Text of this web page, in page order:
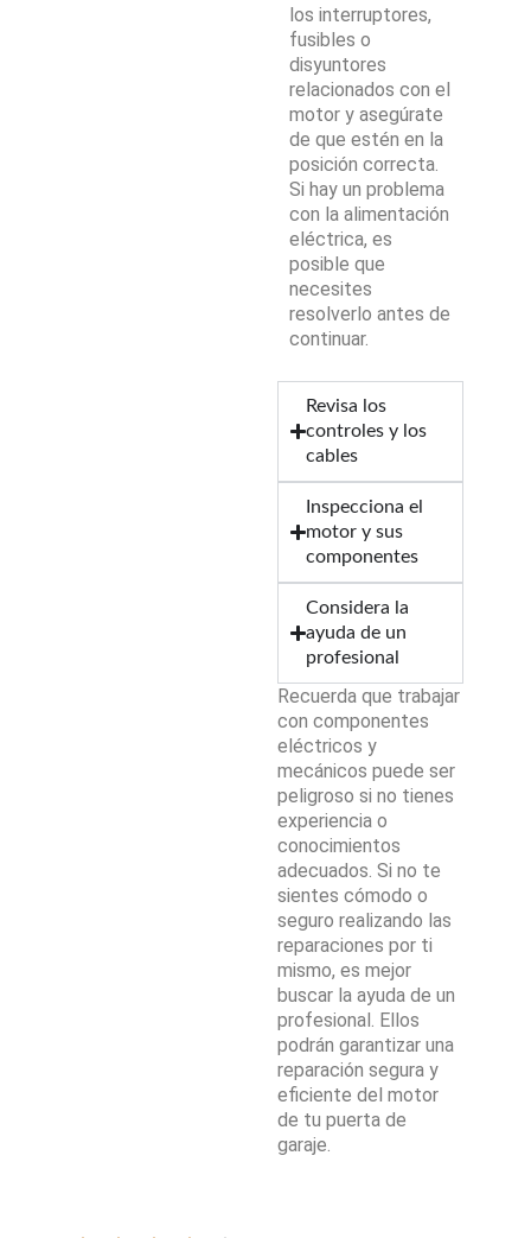
los interruptores,
fusibles o
disyuntores
relacionados con el
motor y asegúrate
de que estén en la
posición correcta.
Si hay un problema
con la alimentación
eléctrica, es
posible que
necesites
resolverlo antes de
continuar.
Revisa los
controles y los
cables
Inspecciona el
motor y sus
componentes
Considera la
ayuda de un
profesional
Recuerda que trabajar
con componentes
eléctricos y
mecánicos puede ser
peligroso si no tienes
experiencia o
conocimientos
adecuados. Si no te
sientes cómodo o
seguro realizando las
reparaciones por ti
mismo, es mejor
buscar la ayuda de un
profesional. Ellos
podrán garantizar una
reparación segura y
eficiente del motor
de tu puerta de
garaje.